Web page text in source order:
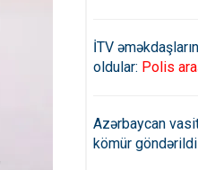
İTV
oldular: Polis
Azərbaycan
kömür göndərildi